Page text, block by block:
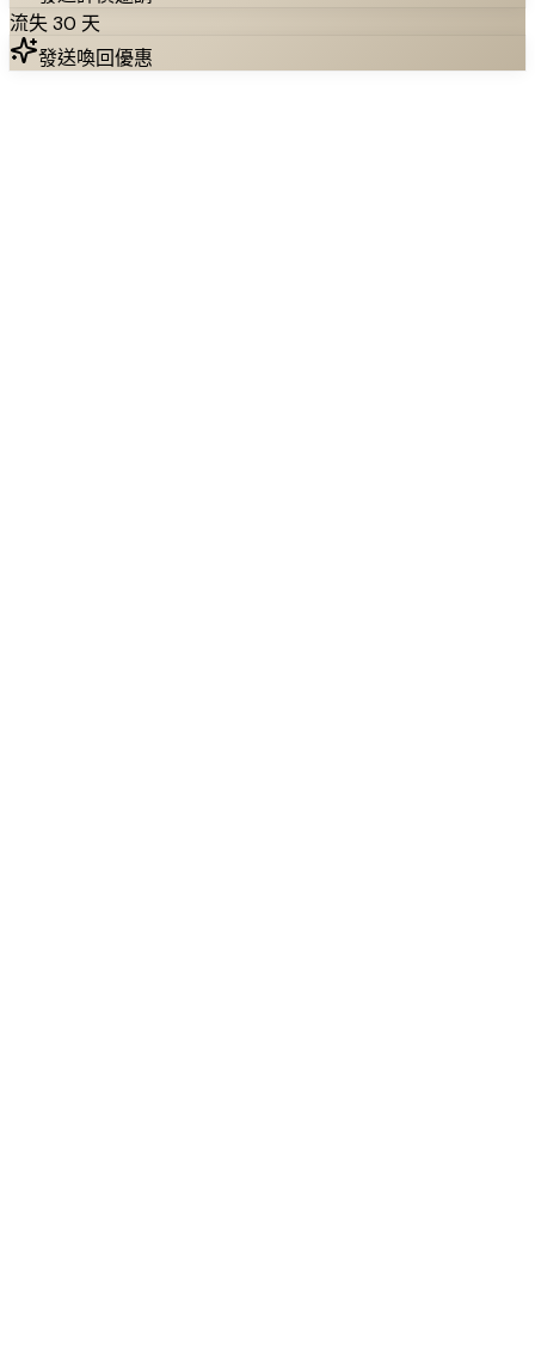
流失 30 天
發送喚回優惠